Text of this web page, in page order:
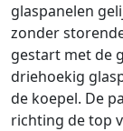
glaspanelen
zonder
gestart met de
driehoekig
de koepel. De
richting de top